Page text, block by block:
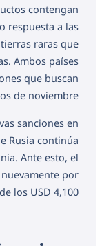
contengan
respuesta a las
raras que
Ambos países
que buscan
de noviembre.
sanciones en
Rusia continúa
Ante esto, el
por
los USD 4,100.